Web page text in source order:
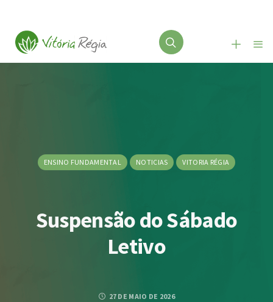
ENSINO FUNDAMENTAL NOTICIAS VITORIA RÉGIA
Suspensão do Sábado
Letivo
27 DE MAIO DE 2026